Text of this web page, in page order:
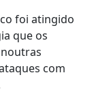
foi atingido
que os
com